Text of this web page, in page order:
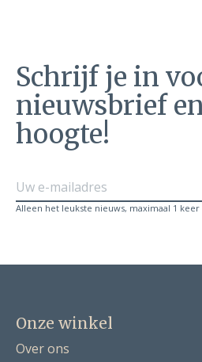
Schrijf je in
nieuwsbrief
hoogte!
Alleen het leukste nieuws, maximaal 1 keer
Onze winkel
Over ons